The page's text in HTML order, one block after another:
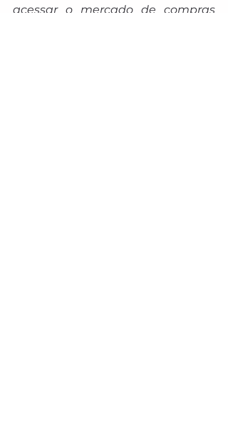
acessar o mercado de compras